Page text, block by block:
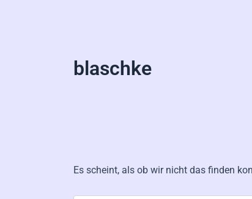
blaschke
Es scheint, als ob wir nicht das finden